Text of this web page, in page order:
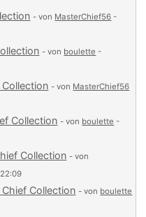
- von MasterChief56 -
- von boulette -
Collection - von MasterChief56
Collection - von boulette -
Collection - von
Collection - von boulette